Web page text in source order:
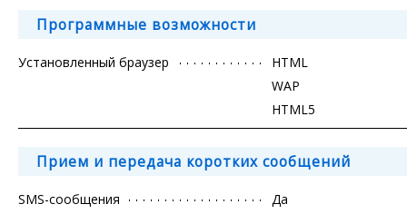
Программные возможности
Установленный браузер
HTML
WAP
HTML5
Прием и передача коротких сообщений
SMS-сообщения
Да